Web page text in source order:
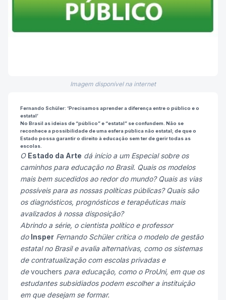
Imagem disponível na internet
Fernando Schüler: ‘Precisamos aprender a diferença entre o público e o
estatal’
No Brasil as ideias de “público” e “estatal” se confundem. Não se
reconhece a possibilidade de uma esfera pública não estatal; de que o
Estado possa garantir o direito à educação sem ter de gerir todas as
escolas.
O Estado da Arte dá início a um Especial sobre os
caminhos para educação no Brasil. Quais os modelos
mais bem sucedidos ao redor do mundo? Quais as vias
possíveis para as nossas políticas públicas? Quais são
os diagnósticos, prognósticos e terapêuticas mais
avalizados à nossa disposição?
Abrindo a série, o cientista político e professor
do Insper Fernando Schüler critica o modelo de gestão
estatal no Brasil e avalia alternativas, como os sistemas
de contratualização com escolas privadas e
devouchers para educação, como o ProUni, em que os
estudantes subsidiados podem escolher a instituição
em que desejam se formar.